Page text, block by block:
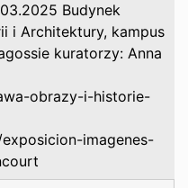
Budynek
i Architektury, kampus
kuratorzy: Anna
obrazy-i-historie-
imagenes-